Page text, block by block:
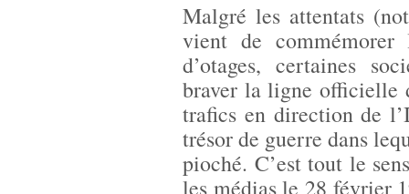
Malgré les attentats
vient de
d’otages, certaines
braver la ligne officielle
trafics en direction de
trésor de guerre dans
pioché. C’est tout le
les médias le 28 février